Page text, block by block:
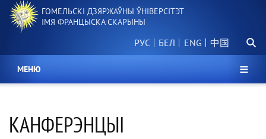
Перайсці
асноўнага
ГОМЕЛЬСКІ ДЗЯРЖАЎНЫ ЎНІВЕРСІТЭТ
ІМЯ ФРАНЦЫСКА СКАРЫНЫ
РУС БЕЛ 中国
МЕНЮ
КАНФЕРЭНЦЫІ